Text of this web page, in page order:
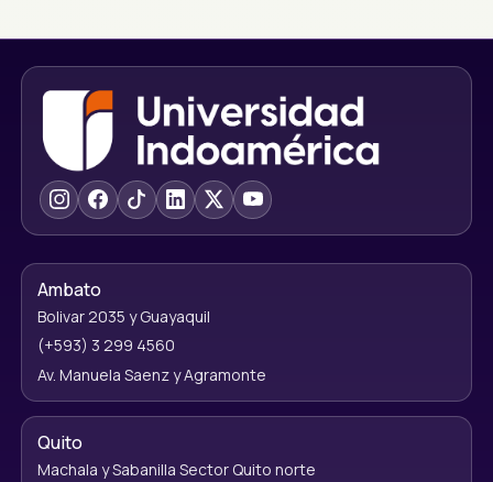
Ambato
Bolivar 2035 y Guayaquil
(+593) 3 299 4560
Av. Manuela Saenz y Agramonte
Quito
Machala y Sabanilla Sector Quito norte